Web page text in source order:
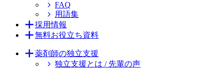
FAQ
用語集
採用情報
無料お役立ち資料
薬剤師の独立支援
独立支援とは / 先輩の声